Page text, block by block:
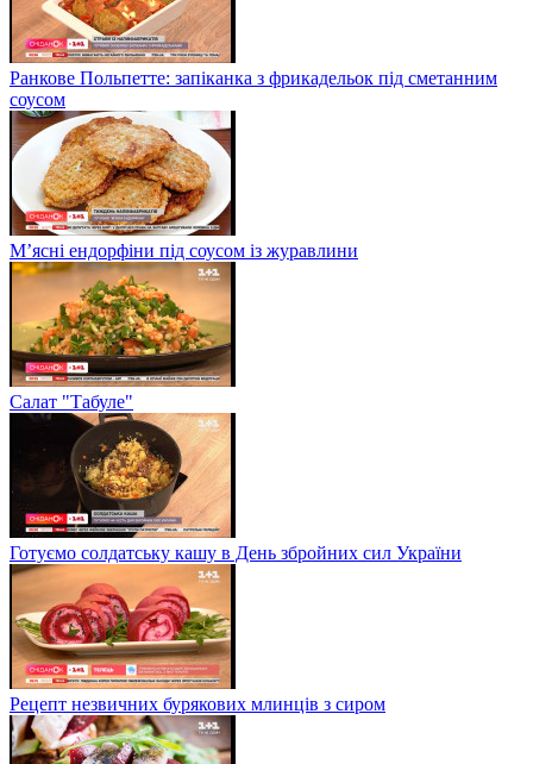
Ранкове Польпетте: запіканка з фрикадельок під сметанним
соусом
М’ясні ендорфіни під соусом із журавлини
Салат "Табуле"
Готуємо солдатську кашу в День збройних сил України
Рецепт незвичних бурякових млинців з сиром